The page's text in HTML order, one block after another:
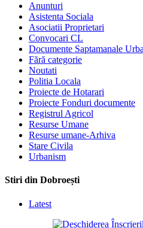
Anunturi
Asistenta Sociala
Asociatii Proprietari
Convocari CL
Documente Saptamanale
Fără categorie
Noutati
Politia Locala
Proiecte de Hotarari
Proiecte Fonduri documente
Registrul Agricol
Resurse Umane
Resurse umane-Arhiva
Stare Civila
Urbanism
Stiri din Dobroești
Latest